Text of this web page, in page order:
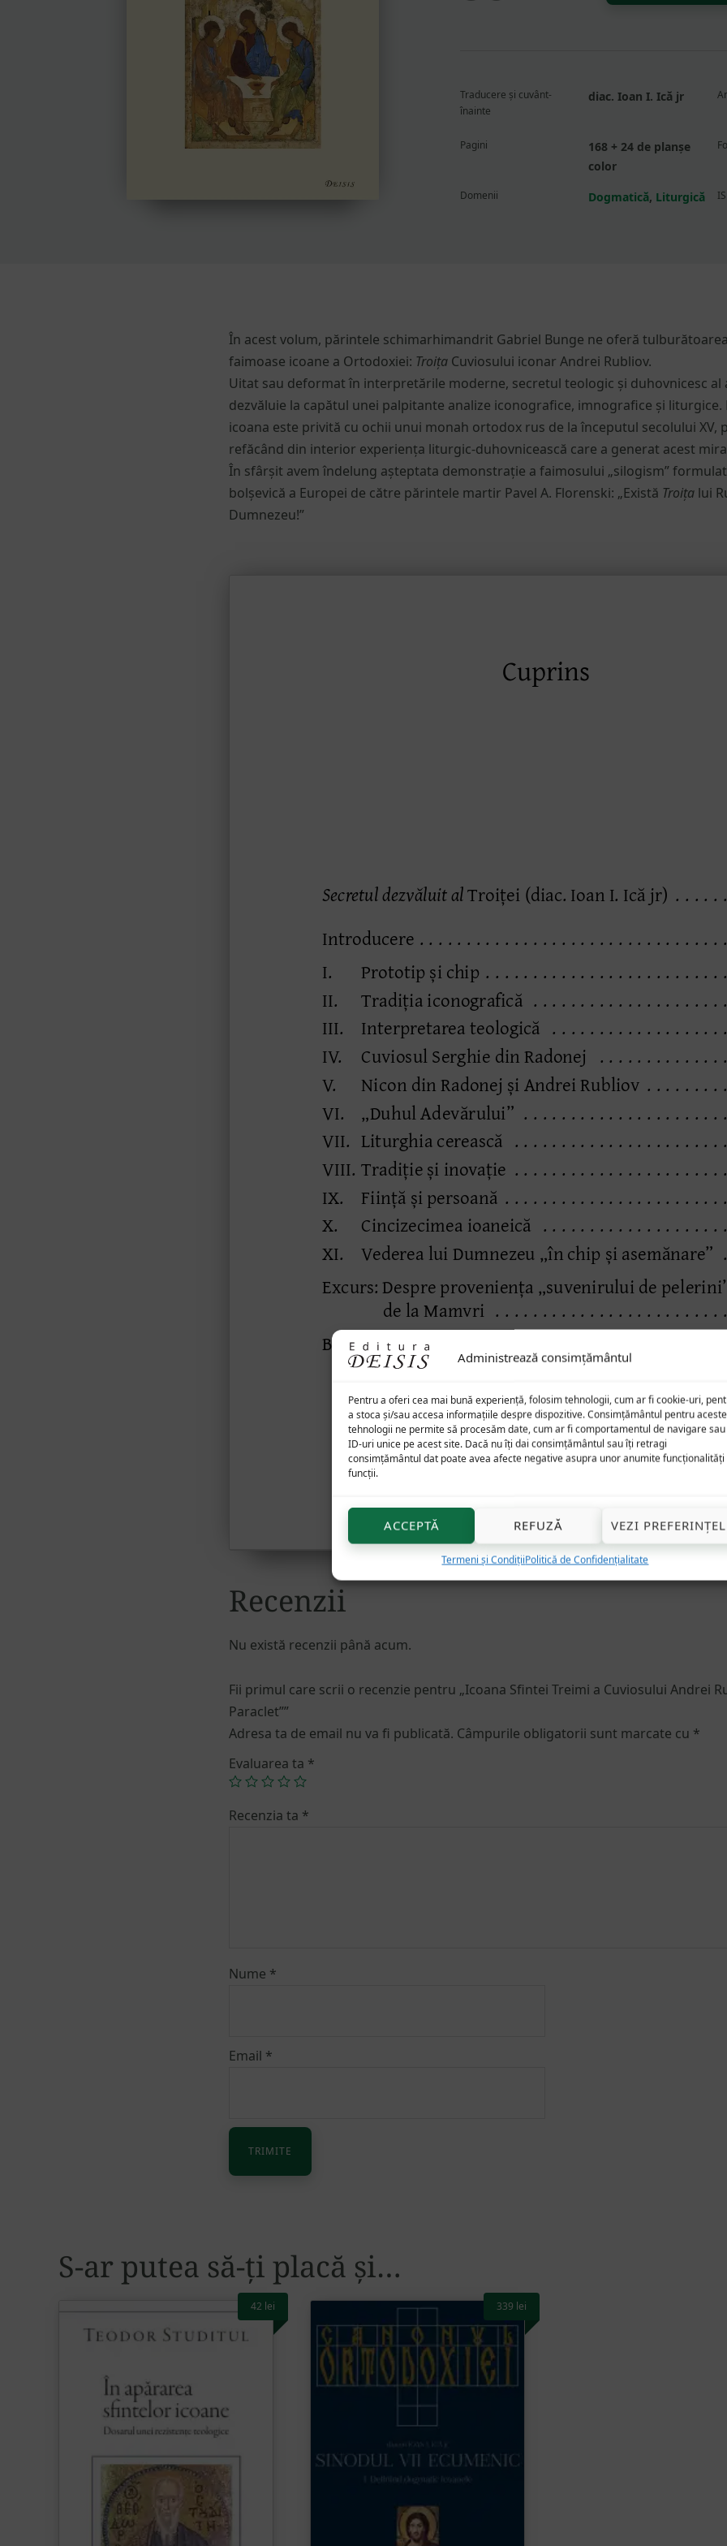
Administrează consimțământul
Pentru a oferi cea mai bună experiență, folosim tehnologii, cum ar fi cookie-uri,
a stoca și/sau accesa informațiile despre dispozitive. Consimțământul pentru aceste
tehnologii ne permite să procesăm date, cum ar fi comportamentul de navigare sau
ID-uri unice pe acest site. Dacă nu îți dai consimțământul sau îți retragi
consimțământul dat poate avea afecte negative asupra unor anumite funcționalități
funcții.
ACCEPTĂ REFUZĂ VEZI
Termeni și CondițiiPolitică de Confidențialitate
Sfintei
Rubliov
„Celălalt
Paraclet”
Traducere și cuvânt-
înainte
diac. Ioan I. Ică jr
Pagini
168 + 24 de planșe
color
Domenii Dogmatică, Liturgică
În acest volum, părintele schimarhimandrit Gabriel Bunge ne oferă
faimoase icoane a Ortodoxiei: Troița Cuviosului iconar Andrei Rubliov.
Uitat sau deformat în interpretările moderne, secretul teologic și duhovnicesc al
dezvăluie la capătul unei palpitante analize iconografice, imnografice și
icoana este privită cu ochii unui monah ortodox rus de la începutul secolului XV,
refăcând din interior experiența liturgic-duhovnicească care a generat acest
În sfârșit avem îndelung așteptata demonstrație a faimosului „silogism”
bolșevică a Europei de către părintele martir Pavel A. Florenski: „Există Troița lui
Dumnezeu!”
Recenzii
Nu există recenzii până acum.
Fii primul care scrii o recenzie pentru „Icoana Sfintei Treimi a Cuviosului Andrei
Paraclet””
Adresa ta de email nu va fi publicată. Câmpurile obligatorii sunt marcate cu *
Evaluarea ta *
Recenzia ta *
Nume *
Email *
S-ar putea să-ți placă și…
42 lei 339 lei